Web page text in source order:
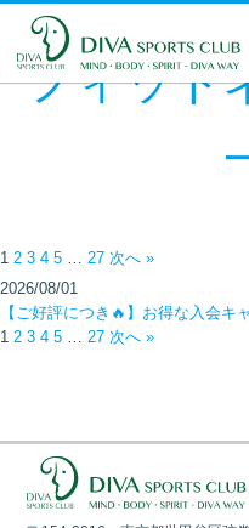
フィット
1 2 3 4 5 … 27 次へ »
2026/08/01
【ご好評につき🔥】お得な入会キ
1 2 3 4 5 … 27 次へ »